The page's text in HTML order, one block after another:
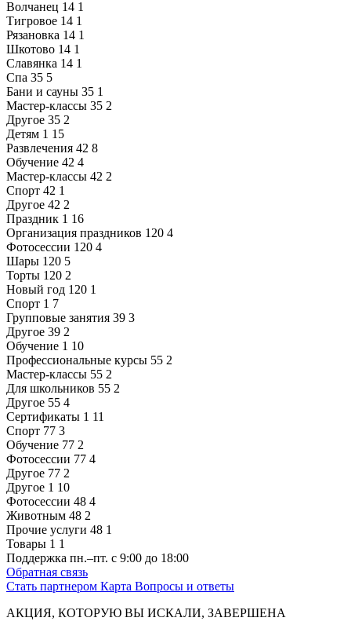
Волчанец 14 1
Тигровое 14 1
Рязановка 14 1
Шкотово 14 1
Славянка 14 1
Спа 35 5
Бани и сауны 35 1
Мастер-классы 35 2
Другое 35 2
Детям 1 15
Развлечения 42 8
Обучение 42 4
Мастер-классы 42 2
Спорт 42 1
Другое 42 2
Праздник 1 16
Организация праздников 120 4
Фотосессии 120 4
Шары 120 5
Торты 120 2
Новый год 120 1
Спорт 1 7
Групповые занятия 39 3
Другое 39 2
Обучение 1 10
Профессиональные курсы 55 2
Мастер-классы 55 2
Для школьников 55 2
Другое 55 4
Сертификаты 1 11
Спорт 77 3
Обучение 77 2
Фотосессии 77 4
Другое 77 2
Другое 1 10
Фотосессии 48 4
Животным 48 2
Прочие услуги 48 1
Товары 1 1
Поддержка пн.–пт. с 9:00 до 18:00
Обратная связь
Стать партнером Карта Вопросы и ответы
АКЦИЯ, КОТОРУЮ ВЫ ИСКАЛИ, ЗАВЕРШЕНА